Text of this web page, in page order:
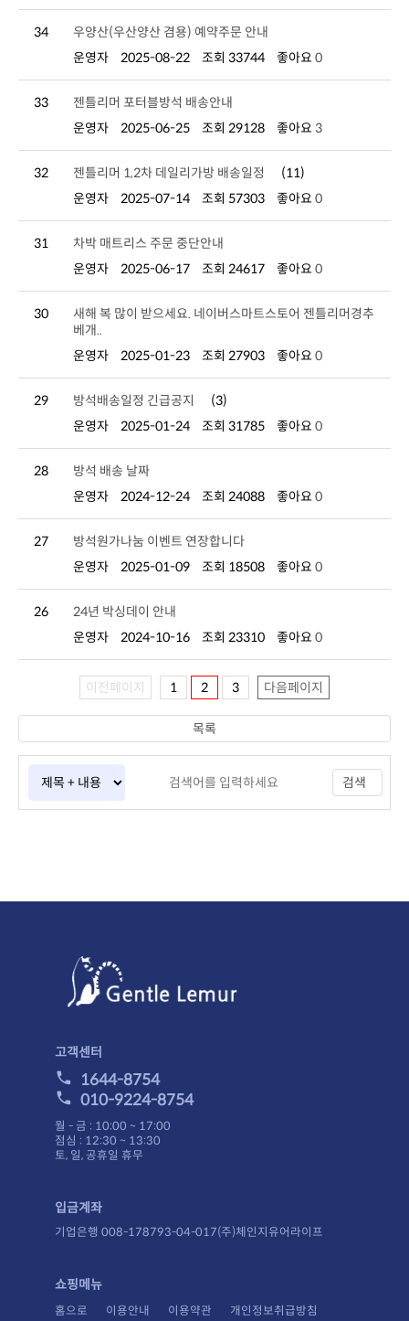
34
우양산(우산양산 겸용) 예약주문 안내
운영자
2025-08-22 조회 33744 좋아요 0
33
젠틀리머 포터블방석 배송안내
운영자
2025-06-25 조회 29128 좋아요 3
32 젠틀리머 1,2차 데일리가방 배송일정
(11)
운영자
2025-07-14 조회 57303 좋아요 0
31
차박 매트리스 주문 중단안내
운영자
2025-06-17 조회 24617 좋아요 0
30
베개..
운영자
2025-01-23 조회 27903 좋아요 0
29 방석배송일정 긴급공지
(3)
운영자
2025-01-24 조회 31785 좋아요 0
28
방석 배송 날짜
운영자
2024-12-24 조회 24088 좋아요 0
27
방석원가나눔 이벤트 연장합니다
운영자
2025-01-09 조회 18508 좋아요 0
26
24년 박싱데이 안내
운영자
2024-10-16 조회 23310 좋아요 0
이전페이지 1 2 3 다음페이지
검색
목록
고객센터
1644-8754
010-9224-8754
월 - 금 : 10:00 ~ 17:00
점심 : 12:30 ~ 13:30
토, 일, 공휴일 휴무
입금계좌
기업은행 008-178793-04-017(주)체인지유어라이프
쇼핑메뉴
홈으로 이용안내 이용약관
개인정보취급방침